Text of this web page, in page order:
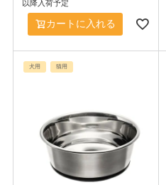
以降入荷予定
カートに入れる
犬用 猫用